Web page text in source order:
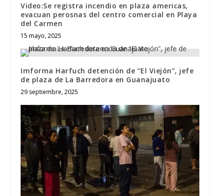
Video:Se registra incendio en plaza americas,
evacuan perosnas del centro comercial en Playa
del Carmen
15 mayo, 2025
Imforma Harfuch detención de “El Viejón”, jefe
de plaza de La Barredora en Guanajuato
29 septiembre, 2025